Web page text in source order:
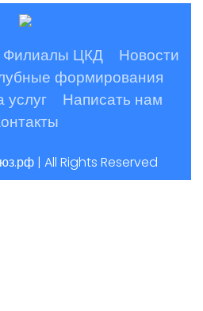
Филиалы ЦКД
Новости
формирования
услуг
Написать нам
| All Rights Reserved